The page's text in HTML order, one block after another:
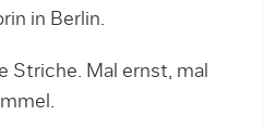
in Berlin.
Striche. Mal ernst, mal